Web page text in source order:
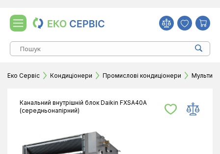
Еко Сервіс Кондиціонери Промислові кондиціонери
Канальний внутрішній блок Daikin FXSA40A
(середньонапірний)